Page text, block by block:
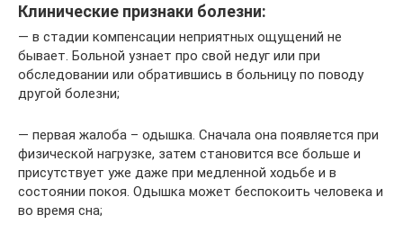
Клинические признаки болезни:
— в стадии компенсации неприятных ощущений не
бывает. Больной узнает про свой недуг или при
обследовании или обратившись в больницу по поводу
другой болезни;
— первая жалоба – одышка. Сначала она появляется при
физической нагрузке, затем становится все больше и
присутствует уже даже при медленной ходьбе и в
состоянии покоя. Одышка может беспокоить человека и
во время сна;